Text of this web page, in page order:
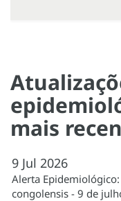
mais
9 Jul 2026
Alerta
congolensis - 9 de